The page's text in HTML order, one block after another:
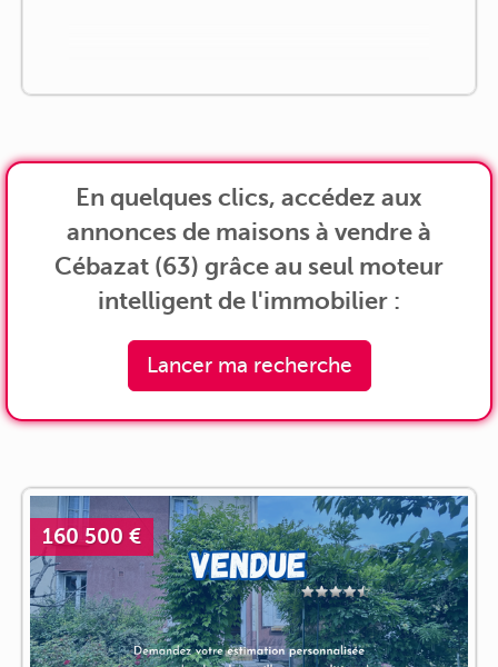
En quelques clics, accédez aux
annonces de maisons à vendre à
Cébazat (63) grâce au seul moteur
intelligent de l'immobilier :
Lancer ma recherche
160 500 €